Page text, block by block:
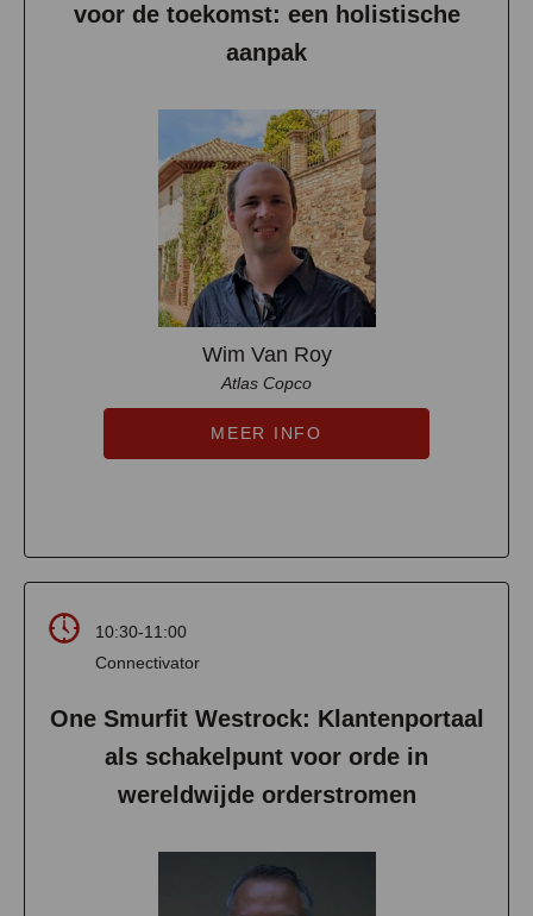
voor de toekomst: een holistische
aanpak
Wim Van Roy
Atlas Copco
MEER INFO
10:30-11:00
Connectivator
One Smurfit Westrock: Klantenportaal
als schakelpunt voor orde in
wereldwijde orderstromen